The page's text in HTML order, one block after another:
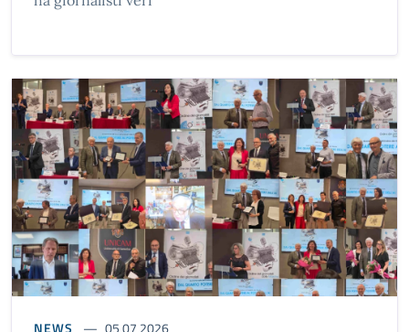
NEWS 05 07 2026